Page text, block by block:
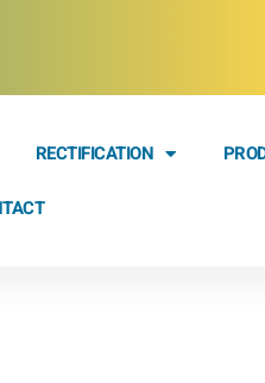
RECTIFICATION